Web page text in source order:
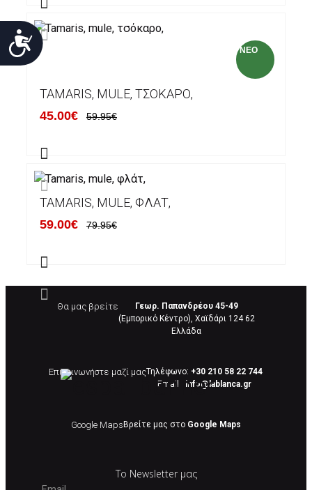
Προσιτότητα
NEO
TAMARIS, MULE, ΤΣΌΚΑΡΟ,
45.00€ 59.95€
TAMARIS, MULE, ΦΛΆΤ,
59.00€ 79.95€
Θα μας βρείτε
Γεωρ. Παπανδρέου 45-49
(Εμπορικό Κέντρο), Χαϊδάρι 124 62
Eλλάδα
Επικοινωνήστε μαζί μαςΤηλέφωνο: +30 210 58 22 744
Email : info@lablanca.gr
Google Maps Βρείτε μας στο Google Maps
Το Newsletter μας